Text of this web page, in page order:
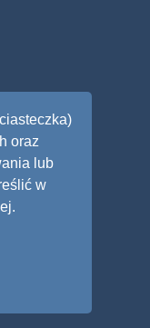
oraz
lub
w